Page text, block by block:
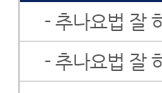
- 추나요법 잘
- 추나요법 잘